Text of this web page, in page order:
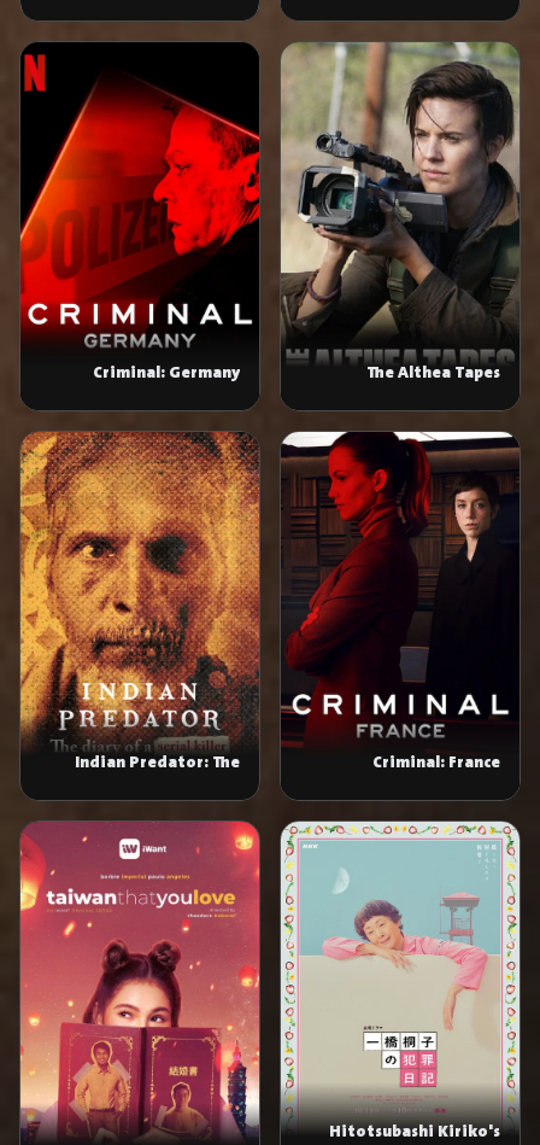
The Althea Tapes
Criminal: Germany
Criminal: France
Indian Predator: The
Hitotsubashi Kiriko's